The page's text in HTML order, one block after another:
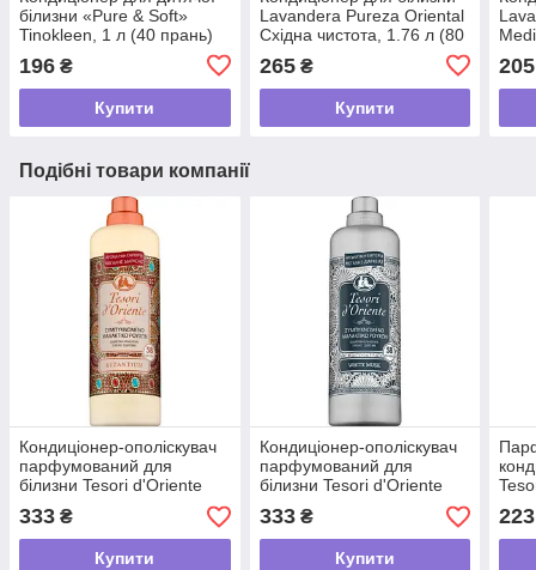
білизни «Pure & Soft»
Tinokleen, 1 л (40 прань)
196 ₴
Купити
Lavandera Pureza Oriental
Східна чистота, 1.76 л (80
265₴
Купити
205
Подібні товари компанії
Кондиціонер-ополіскувач
парфумований для
білизни Tesori d'Oriente
Візантія Чорна троянда та
лабданум, 1160 мл (58
прань)
333 ₴
Купити
Кондиціонер-ополіскувач
парфумований для
білизни Tesori d'Oriente
Білий мускус, 1160 мл (58
прань)
333₴
Купити
мл
223